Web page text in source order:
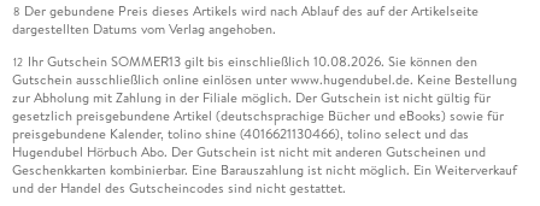
8 Der gebundene Preis dieses Artikels wird nach Ablauf des auf der Artikelseite
dargestellten Datums vom Verlag angehoben.
12 Ihr Gutschein SOMMER13 gilt bis einschließlich 10.08.2026. Sie können den
Gutschein ausschließlich online einlösen unter www.hugendubel.de. Keine Bestellung
zur Abholung mit Zahlung in der Filiale möglich. Der Gutschein ist nicht gültig für
gesetzlich preisgebundene Artikel (deutschsprachige Bücher und eBooks) sowie für
preisgebundene Kalender, tolino shine (4016621130466), tolino select und das
Hugendubel Hörbuch Abo. Der Gutschein ist nicht mit anderen Gutscheinen und
Geschenkkarten kombinierbar. Eine Barauszahlung ist nicht möglich. Ein Weiterverkauf
und der Handel des Gutscheincodes sind nicht gestattet.